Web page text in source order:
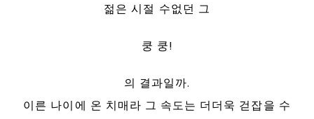
젊은 시절 수없던 그
쿵 쿵!
의 결과일까.
이른 나이에 온 치매라 그 속도는 더더욱 걷잡을 수